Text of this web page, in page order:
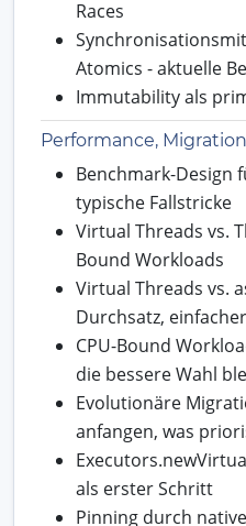
Races
Atomics - aktuelle
Immutability als
Performance,
Benchmark-Design
typische Fallstricke
Virtual Threads vs.
Bound Workloads
Virtual Threads vs.
Durchsatz,
CPU-Bound
die bessere Wahl
Evolutionäre
anfangen, was
als erster Schritt
Pinning durch